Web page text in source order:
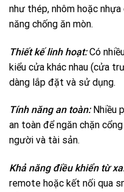
như thép, nhôm hoặc
năng chống ăn mòn.
Thiết kế linh hoạt:Có
kiểu cửa khác nhau (cửa
dàng lắp đặt và sử dụng.
Tính năng an toàn:Nhiều
an toàn để ngăn chặn
người và tài sản.
Khả năng điều khiển từ
remote hoặc kết nối qua